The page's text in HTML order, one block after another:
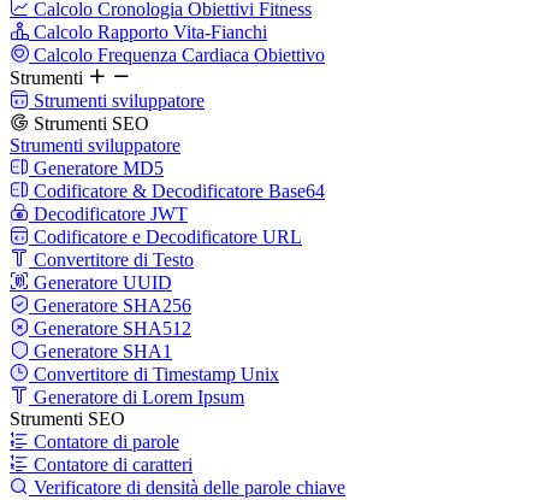
Calcolo Cronologia Obiettivi Fitness
Calcolo Rapporto Vita-Fianchi
Calcolo Frequenza Cardiaca Obiettivo
Strumenti
Strumenti sviluppatore
Strumenti SEO
Strumenti sviluppatore
Generatore MD5
Codificatore & Decodificatore Base64
Decodificatore JWT
Codificatore e Decodificatore URL
Convertitore di Testo
Generatore UUID
Generatore SHA256
Generatore SHA512
Generatore SHA1
Convertitore di Timestamp Unix
Generatore di Lorem Ipsum
Strumenti SEO
Contatore di parole
Contatore di caratteri
Verificatore di densità delle parole chiave